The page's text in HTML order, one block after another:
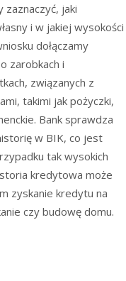
zaznaczyć, jaki
i w jakiej wysokości
dołączamy
zarobkach i
związanych z
takimi jak pożyczki,
Bank sprawdza
w BIK, co jest
tak wysokich
kredytowa może
zyskanie kredytu na
czy budowę domu.